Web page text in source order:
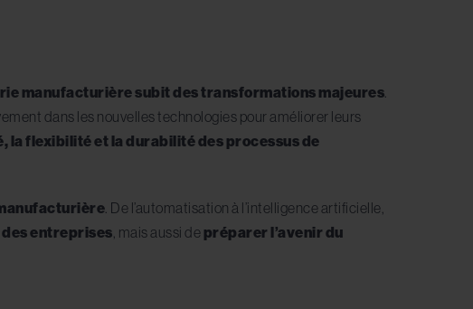
manufacturière subit des transformations majeures
dans les nouvelles technologies pour améliorer leurs
la flexibilité et la durabilité des processus de
. De l’automatisation à l’intelligence artificielle,
entreprises , mais aussi de préparer l’avenir du